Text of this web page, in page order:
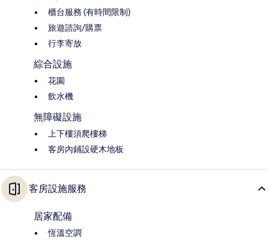
櫃台服務 (有時間限制)
旅遊諮詢/購票
行李寄放
綜合設施
花園
飲水機
無障礙設施
上下樓須爬樓梯
客房內鋪設硬木地板
客房設施服務
居家配備
恆溫空調